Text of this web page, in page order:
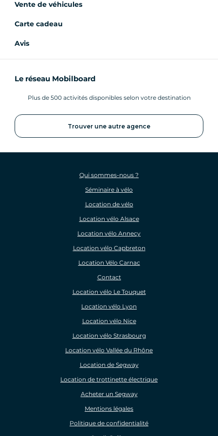
Vente de véhicules
Carte cadeau
Avis
Le réseau Mobilboard
Plus de 500 activités disponibles selon votre destination
Trouver une autre agence
Qui sommes-nous ?
Séminaire à vélo
Location de vélo
Location vélo Alsace
Location vélo Annecy
Location vélo Capbreton
Location Vélo Carnac
Contact
Location vélo Le Touquet
Location vélo Lyon
Location vélo Nice
Location vélo Strasbourg
Location vélo Vallée du Rhône
Location de Segway
Location de trottinette électrique
Acheter un Segway
Mentions légales
Politique de confidentialité